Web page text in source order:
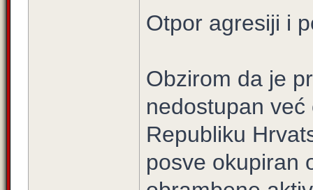
Otpor agresiji i
Obzirom da je
nedostupan
Republiku
posve okupiran